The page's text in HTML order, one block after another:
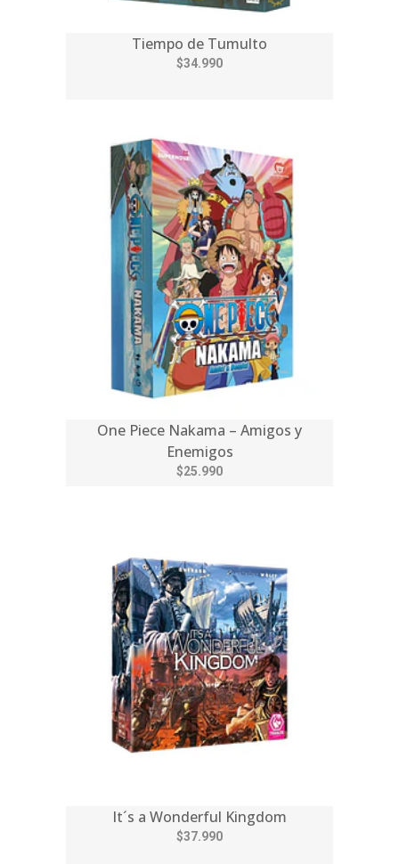
Tiempo de Tumulto
$34.990
One Piece Nakama – Amigos y
Enemigos
$25.990
It´s a Wonderful Kingdom
$37.990